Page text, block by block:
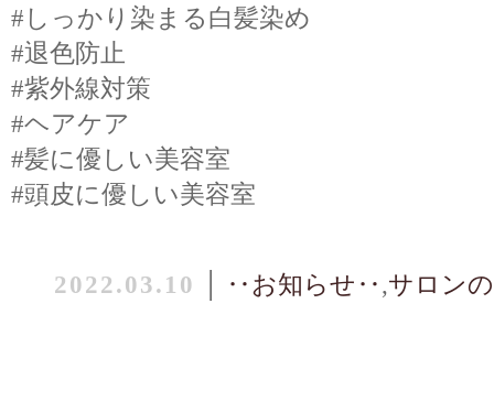
#しっかり染まる白髪染め
#退色防止
#紫外線対策
#ヘアケア
#髪に優しい美容室
#頭皮に優しい美容室
2022.03.10 ‥お知らせ‥ ,サロン